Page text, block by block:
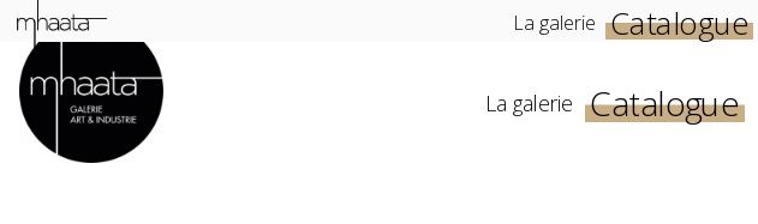
La galerie Catalogue
La galerie Catalogue